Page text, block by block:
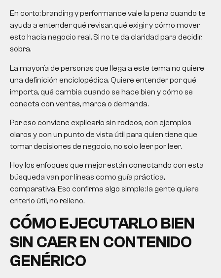
En corto: branding y performance vale la pena cuando te
ayuda a entender qué revisar, qué exigir y cómo mover
esto hacia negocio real. Si no te da claridad para decidir,
sobra.
La mayoría de personas que llega a este tema no quiere
una definición enciclopédica. Quiere entender por qué
importa, qué cambia cuando se hace bien y cómo se
conecta con ventas, marca o demanda.
Por eso conviene explicarlo sin rodeos, con ejemplos
claros y con un punto de vista útil para quien tiene que
tomar decisiones de negocio, no solo leer por leer.
Hoy los enfoques que mejor están conectando con esta
búsqueda van por líneas como guía práctica,
comparativa. Eso confirma algo simple: la gente quiere
criterio útil, no relleno.
CÓMO EJECUTARLO BIEN
SIN CAER EN CONTENIDO
GENÉRICO